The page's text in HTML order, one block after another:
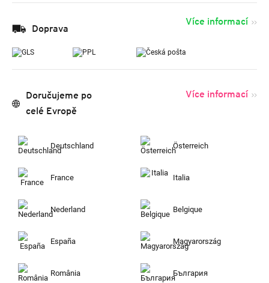
Doprava
Více informací
Doručujeme po
celé Evropě
Více informací
Deutschland Österreich
France Italia
Nederland Belgique
España Magyarország
România България